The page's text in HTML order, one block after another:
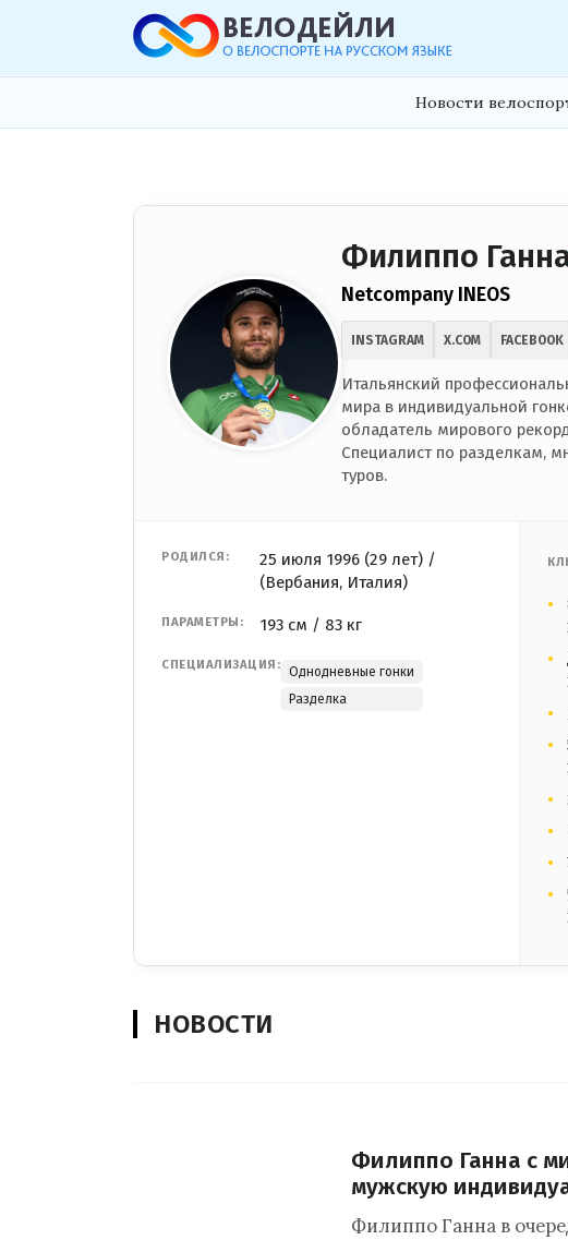
Новости
Филиппо
Netcompany INEOS
INSTAGRAM X.COM FACEBOOK
Итальянский
мира в индивидуальной
обладатель мирового
Специалист по разделкам,
туров.
РОДИЛСЯ:
25 июля 1996 (29 лет) /
(Вербания, Италия)
ПАРАМЕТРЫ: 193 см / 83 кг
СПЕЦИАЛИЗАЦИЯ:
Однодневные гонки
Разделка
НОВОСТИ
Филиппо Ганна с
мужскую
Филиппо Ганна в